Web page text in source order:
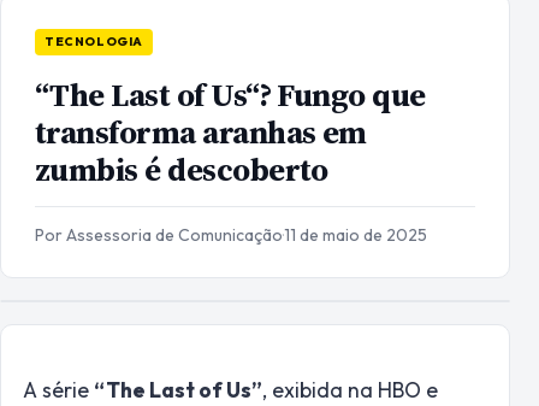
TECNOLOGIA
“The Last of Us“? Fungo que
transforma aranhas em
zumbis é descoberto
Por Assessoria de Comunicação·11 de maio de 2025
A série “The Last of Us”, exibida na HBO e